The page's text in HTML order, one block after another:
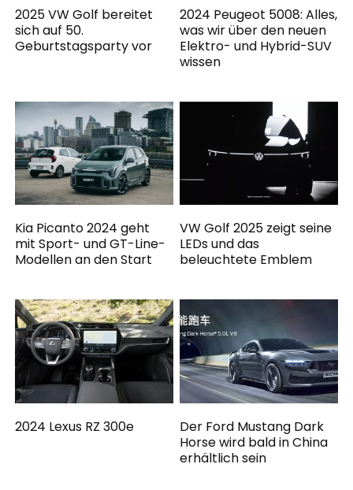
2025 VW Golf bereitet
sich auf 50.
Geburtstagsparty vor
2024 Peugeot 5008: Alles,
was wir über den neuen
Elektro- und Hybrid-SUV
wissen
Kia Picanto 2024 geht
mit Sport- und GT-Line-
Modellen an den Start
VW Golf 2025 zeigt seine
LEDs und das
beleuchtete Emblem
2024 Lexus RZ 300e
Der Ford Mustang Dark
Horse wird bald in China
erhältlich sein